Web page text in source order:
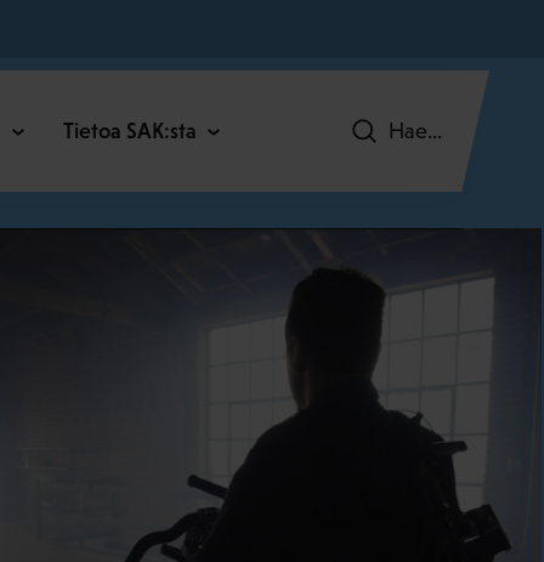
Tietoa SAK:sta Hae